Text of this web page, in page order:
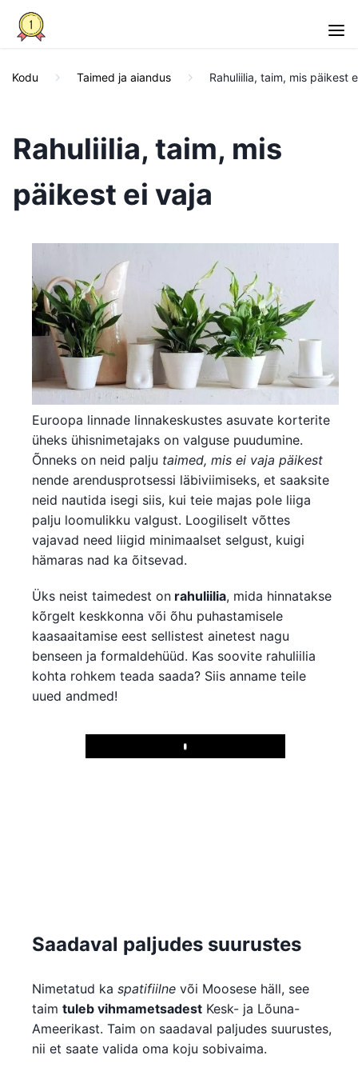
Kodu Taimed ja aiandus Rahuliilia, taim, mis päikest
Rahuliilia, taim, mis
päikest ei vaja
Euroopa linnade linnakeskustes asuvate korterite
üheks ühisnimetajaks on valguse puudumine.
Õnneks on neid palju taimed, mis ei vaja päikest
nende arendusprotsessi läbiviimiseks, et saaksite
neid nautida isegi siis, kui teie majas pole liiga
palju loomulikku valgust. Loogiliselt võttes
vajavad need liigid minimaalset selgust, kuigi
hämaras nad ka õitsevad.
Üks neist taimedest on rahuliilia, mida hinnatakse
kõrgelt keskkonna või õhu puhastamisele
kaasaaitamise eest sellistest ainetest nagu
benseen ja formaldehüüd. Kas soovite rahuliilia
kohta rohkem teada saada? Siis anname teile
uued andmed!
Play
Saadaval paljudes suurustes
Nimetatud ka spatifiilne või Moosese häll, see
taim tuleb vihmametsadest Kesk- ja Lõuna-
Ameerikast. Taim on saadaval paljudes suurustes,
nii et saate valida oma koju sobivaima.